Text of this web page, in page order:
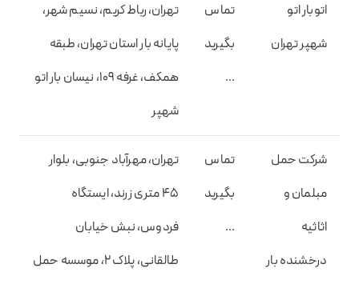
اتوبار اتو
شهپر تهران
تماس
بگیرید
…
تهران، رباط کریم، نسیم شهر،
پایانه بار استان تهران، طبقه
همکف، غرفه 109، نیسان بار اتو
شهپر
شرکت حمل
مبلمان و
اثاثیه
درخشنده بار
تماس
بگیرید
…
تهران، مهرآباد جنوبی، بلوار
45 متری زرند، ایستگاه
فردوس، نبش خیابان
طالقانی، پلاک 2، موسسه حمل